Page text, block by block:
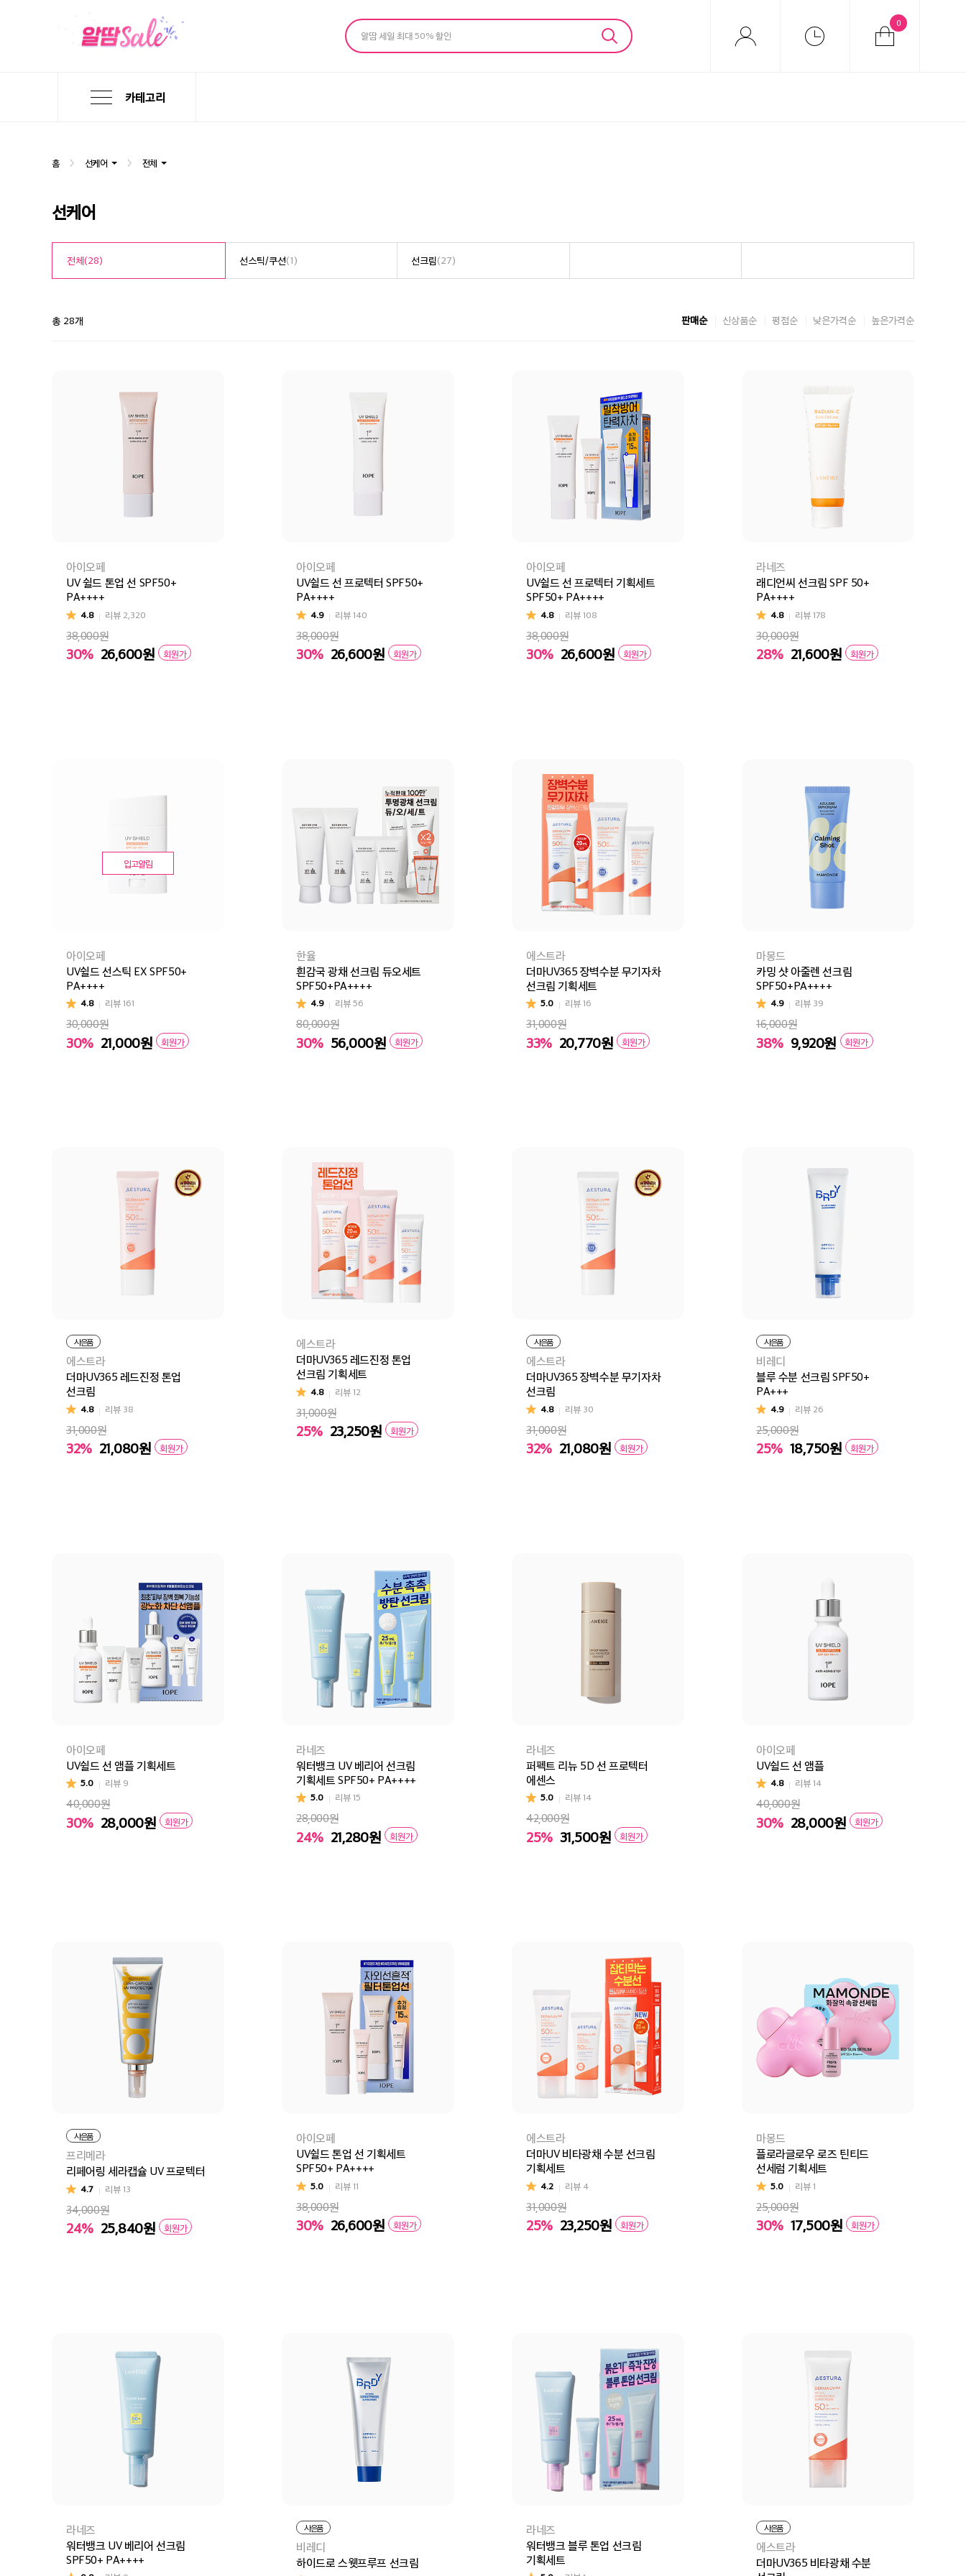
알땀 세일 최대 50% 할인
0
카테고리
홈 선케어 전체
선케어
전체(28) 선스틱/쿠션(1) 선크림(27)
총 28개 판매순 신상품순 평점순 낮은가격순 높은가격순
아이오페
UV 쉴드 톤업 선 SPF50+
PA++++
4.8 리뷰 2,320
38,000원
30% 26,600원 회원가
아이오페
UV쉴드 선 프로텍터 SPF50+
PA++++
4.9 리뷰140
38,000원
30% 26,600원 회원가
아이오페
UV쉴드 선 프로텍터 기획세트
SPF50+ PA++++
4.8 리뷰108
38,000원
30% 26,600원 회원가
라네즈
래디언씨 선크림 SPF 50+
PA++++
4.8 리뷰178
30,000원
28% 21,600원 회원가
아이오페
UV쉴드 선스틱 EX SPF50+
PA++++
4.8 리뷰161
30,000원
30% 21,000원 회원가
입고알림
한율
흰감국 광채 선크림 듀오세트
SPF50+PA++++
4.9 리뷰56
80,000원
30% 56,000원 회원가
에스트라
더마UV365 장벽수분 무기자차
선크림 기획세트
5.0 리뷰16
31,000원
33% 20,770원 회원가
마몽드
카밍 샷 아줄렌 선크림
SPF50+PA++++
4.9 리뷰 39
16,000원
38% 9,920원 회원가
사은품
에스트라
더마UV365 레드진정 톤업
선크림
4.8 리뷰 38
31,000원
32% 21,080원 회원가
에스트라
더마UV365 레드진정 톤업
선크림 기획세트
4.8 리뷰12
31,000원
25% 23,250원 회원가
사은품
에스트라
더마UV365 장벽수분 무기자차
선크림
4.8 리뷰 30
31,000원
32% 21,080원 회원가
사은품
비레디
블루 수분 선크림 SPF50+
PA+++
4.9 리뷰 26
25,000원
25% 18,750원 회원가
아이오페
UV쉴드 선 앰플 기획세트
5.0 리뷰 9
40,000원
30% 28,000원 회원가
라네즈
워터뱅크 UV 베리어 선크림
기획세트 SPF50+ PA++++
5.0 리뷰15
28,000원
24% 21,280원 회원가
라네즈
퍼펙트 리뉴 5D 선 프로텍터
에센스
5.0 리뷰14
42,000원
25% 31,500원 회원가
아이오페
UV쉴드 선 앰플
4.8 리뷰14
40,000원
30% 28,000원 회원가
사은품
프리메라
리페어링 세라캡슐 UV 프로텍터
4.7 리뷰13
34,000원
24% 25,840원 회원가
아이오페
UV쉴드 톤업 선 기획세트
SPF50+ PA++++
5.0 리뷰11
38,000원
30% 26,600원 회원가
에스트라
더마UV 비타광채 수분 선크림
기획세트
4.2 리뷰 4
31,000원
25% 23,250원 회원가
마몽드
플로라글로우 로즈 틴티드
선세럼 기획세트
5.0 리뷰1
25,000원
30% 17,500원 회원가
라네즈
워터뱅크 UV 베리어 선크림
SPF50+ PA++++
사은품
비레디
하이드로 스웻프루프 선크림
라네즈
워터뱅크 블루 톤업 선크림
기획세트
사은품
에스트라
더마UV365 비타광채 수분